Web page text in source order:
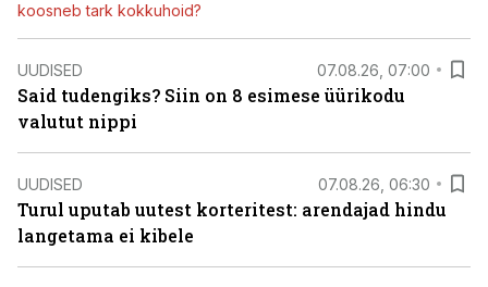
koosneb tark kokkuhoid?
UUDISED 07.08.26, 07:00
Said tudengiks? Siin on 8 esimese üürikodu
valutut nippi
UUDISED 07.08.26, 06:30
Turul uputab uutest korteritest: arendajad hindu
langetama ei kibele